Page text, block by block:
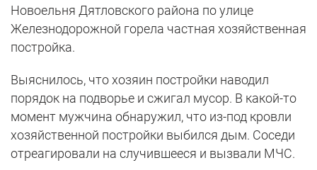
Новоельня Дятловского района по улице
Железнодорожной горела частная хозяйственная
постройка.
Выяснилось, что хозяин постройки наводил
порядок на подворье и сжигал мусор. В какой-то
момент мужчина обнаружил, что из-под кровли
хозяйственной постройки выбился дым. Соседи
отреагировали на случившееся и вызвали МЧС.